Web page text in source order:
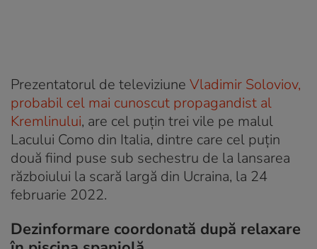
Prezentatorul de televiziune Vladimir Soloviov,
probabil cel mai cunoscut propagandist al
Kremlinului, are cel puțin trei vile pe malul
Lacului Como din Italia, dintre care cel puțin
două fiind puse sub sechestru de la lansarea
războiului la scară largă din Ucraina, la 24
februarie 2022.
Dezinformare coordonată după relaxare